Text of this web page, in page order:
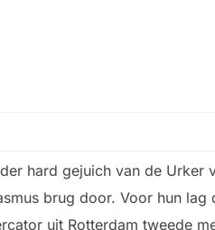
hard gejuich van de
brug door. Voor hun
uit Rotterdam tweede